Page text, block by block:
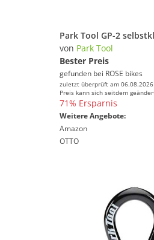
von Park Tool
Bester Preis
gefunden bei ROSE bikes
zuletzt überprüft am
Preis kann sich seitdem
71% Ersparnis
Weitere Angebote:
Amazon
OTTO